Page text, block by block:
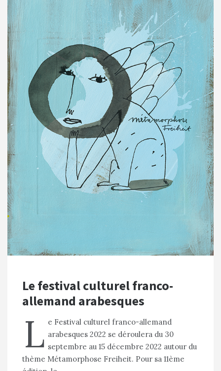
Le festival culturel franco-
allemand arabesques
L e Festival culturel franco-allemand
arabesques 2022 se déroulera du 30
septembre au 15 décembre 2022 autour du
thème Métamorphose Freiheit. Pour sa 11ème